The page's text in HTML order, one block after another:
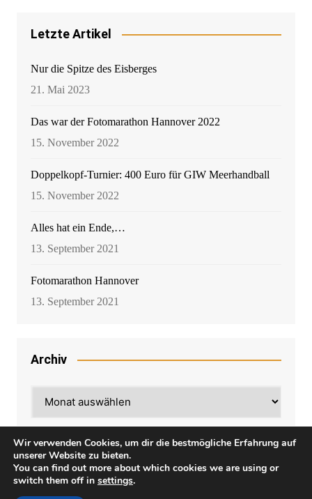
Letzte Artikel
Nur die Spitze des Eisberges
21. Mai 2023
Das war der Fotomarathon Hannover 2022
15. November 2022
Doppelkopf-Turnier: 400 Euro für GIW Meerhandball
15. November 2022
Alles hat ein Ende,…
13. September 2021
Fotomarathon Hannover
13. September 2021
Archiv
Wir verwenden Cookies, um dir die bestmögliche Erfahrung auf
unserer Website zu bieten.
You can find out more about which cookies we are using or
switch them off in settings.